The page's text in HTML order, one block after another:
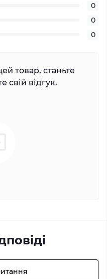
0
0
0
товар, станьте
свій відгук.